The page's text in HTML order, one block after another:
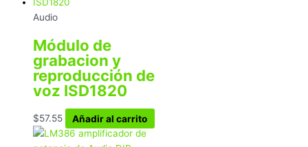
Audio
Módulo de
grabacion y
reproducción de
voz ISD1820
$57.55 Añadir al carrito